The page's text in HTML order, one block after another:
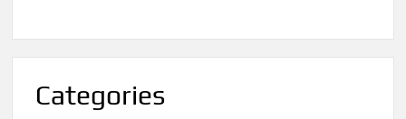
Categories